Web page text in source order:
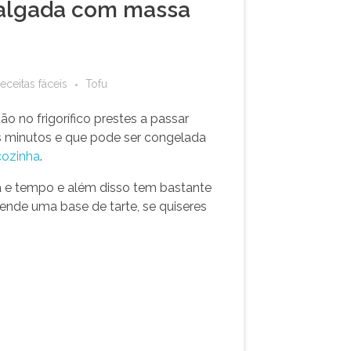
com massa
fáceis Tofu
no frigorífico prestes a passar
e que pode ser congelada
.
e tempo e além disso tem bastante
uma base de tarte, se quiseres